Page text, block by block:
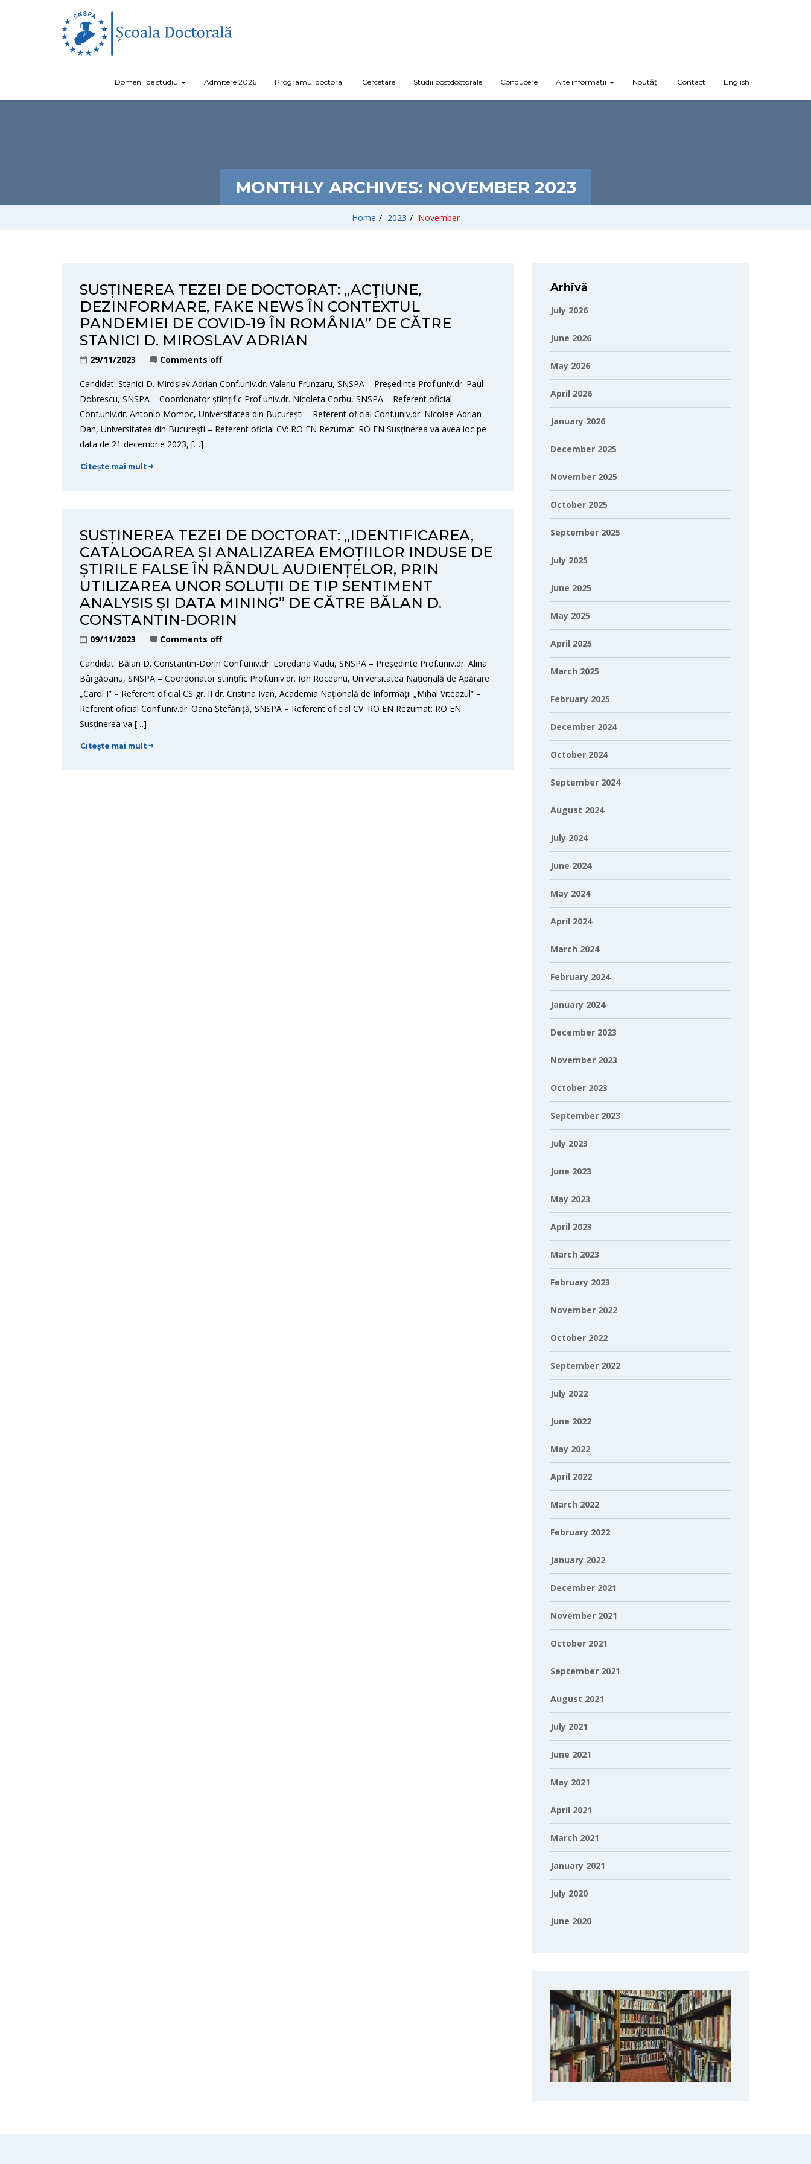
Domenii de studiu Admitere 2026 Programul doctoral Cercetare Studii postdoctorale Conducere Alte informații Noutăți Contact English
MONTHLY ARCHIVES: NOVEMBER 2023
Home / 2023 / November
SUSȚINEREA TEZEI DE DOCTORAT: „ACŢIUNE,
DEZINFORMARE, FAKE NEWS ÎN CONTEXTUL
PANDEMIEI DE COVID-19 ÎN ROMÂNIA” DE CĂTRE
STANICI D. MIROSLAV ADRIAN
29/11/2023 Comments off
Candidat: Stanici D. Miroslav Adrian Conf.univ.dr. Valeriu Frunzaru, SNSPA – Președinte Prof.univ.dr. Paul
Dobrescu, SNSPA – Coordonator științific Prof.univ.dr. Nicoleta Corbu, SNSPA – Referent oficial
Conf.univ.dr. Antonio Momoc, Universitatea din București – Referent oficial Conf.univ.dr. Nicolae-Adrian
Dan, Universitatea din București – Referent oficial CV: RO EN Rezumat: RO EN Susținerea va avea loc pe
data de 21 decembrie 2023, […]
Citește mai mult
SUSȚINEREA TEZEI DE DOCTORAT: „IDENTIFICAREA,
CATALOGAREA ȘI ANALIZAREA EMOȚIILOR INDUSE DE
ȘTIRILE FALSE ÎN RÂNDUL AUDIENȚELOR, PRIN
UTILIZAREA UNOR SOLUȚII DE TIP SENTIMENT
ANALYSIS ȘI DATA MINING” DE CĂTRE BĂLAN D.
CONSTANTIN-DORIN
09/11/2023 Comments off
Candidat: Bălan D. Constantin-Dorin Conf.univ.dr. Loredana Vladu, SNSPA – Președinte Prof.univ.dr. Alina
Bârgăoanu, SNSPA – Coordonator științific Prof.univ.dr. Ion Roceanu, Universitatea Națională de Apărare
„Carol I” – Referent oficial CS gr. II dr. Cristina Ivan, Academia Națională de Informații „Mihai Viteazul” –
Referent oficial Conf.univ.dr. Oana Ștefăniță, SNSPA – Referent oficial CV: RO EN Rezumat: RO EN
Susținerea va […]
Citește mai mult
Arhivă
July 2026
June 2026
May 2026
April 2026
January 2026
December 2025
November 2025
October 2025
September 2025
July 2025
June 2025
May 2025
April 2025
March 2025
February 2025
December 2024
October 2024
September 2024
August 2024
July 2024
June 2024
May 2024
April 2024
March 2024
February 2024
January 2024
December 2023
November 2023
October 2023
September 2023
July 2023
June 2023
May 2023
April 2023
March 2023
February 2023
November 2022
October 2022
September 2022
July 2022
June 2022
May 2022
April 2022
March 2022
February 2022
January 2022
December 2021
November 2021
October 2021
September 2021
August 2021
July 2021
June 2021
May 2021
April 2021
March 2021
January 2021
July 2020
June 2020